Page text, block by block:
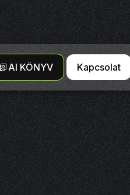
📗AI KÖNYV Kapcsolat